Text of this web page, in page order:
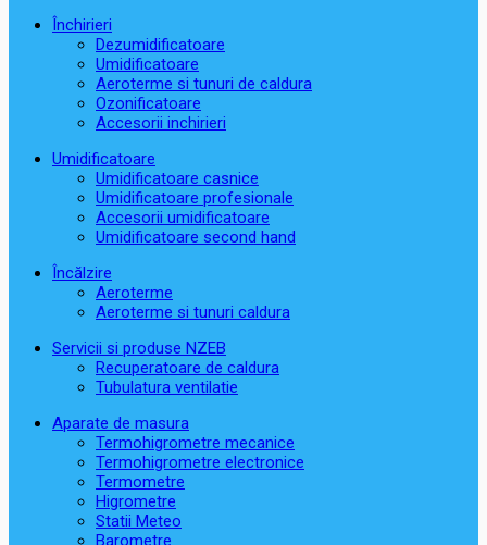
Închirieri
Dezumidificatoare
Umidificatoare
Aeroterme si tunuri de caldura
Ozonificatoare
Accesorii inchirieri
Umidificatoare
Umidificatoare casnice
Umidificatoare profesionale
Accesorii umidificatoare
Umidificatoare second hand
Încălzire
Aeroterme
Aeroterme si tunuri caldura
Servicii si produse NZEB
Recuperatoare de caldura
Tubulatura ventilatie
Aparate de masura
Termohigrometre mecanice
Termohigrometre electronice
Termometre
Higrometre
Statii Meteo
Barometre